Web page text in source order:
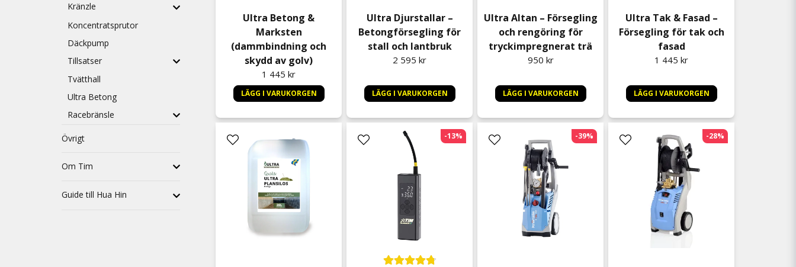
Kränzle
Koncentratsprutor
Däckpump
Tillsatser
Tvätthall
Ultra Betong
Racebränsle
Övrigt
Om Tim
Guide till Hua Hin
Ultra Betong &
Marksten
(dammbindning och
skydd av golv)
1 445 kr
LÄGG I VARUKORGEN
Ultra Djurstallar –
Betongförsegling för
stall och lantbruk
2 595 kr
LÄGG I VARUKORGEN
Ultra Altan – Försegling
och rengöring för
tryckimpregnerat trä
950 kr
LÄGG I VARUKORGEN
Ultra Tak & Fasad –
Försegling för tak och
fasad
1 445 kr
LÄGG I VARUKORGEN
-13% -39% -28%